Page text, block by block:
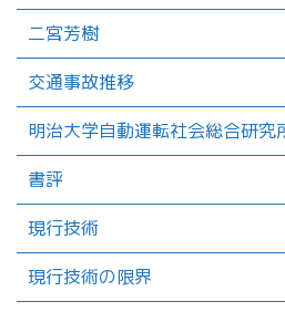
二宮芳樹
交通事故推移
明治大学自動運転社会総合研究
書評
現行技術
現行技術の限界